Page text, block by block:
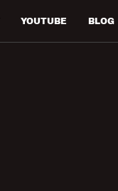
YOUTUBE BLOG